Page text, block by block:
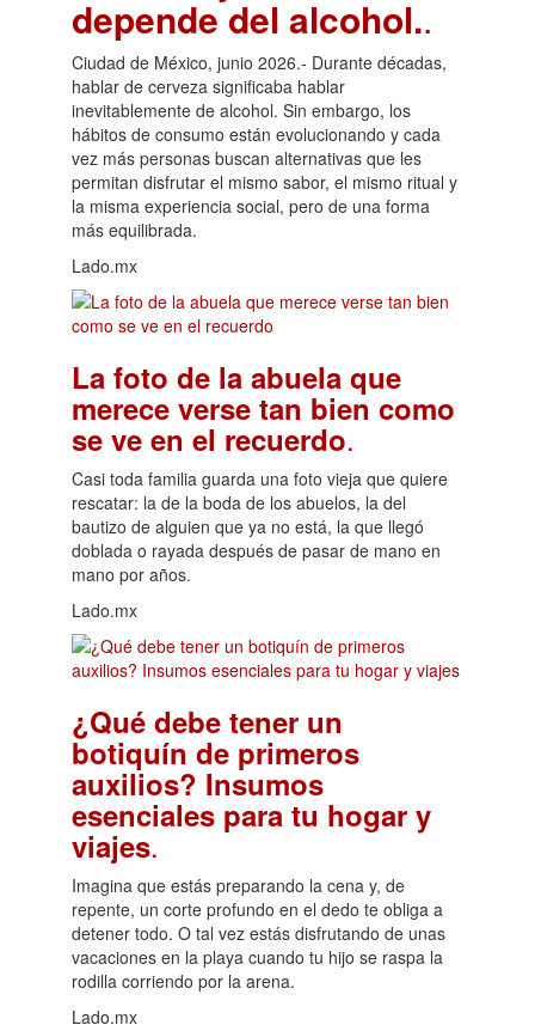
depende del alcohol..
Ciudad de México, junio 2026.- Durante décadas,
hablar de cerveza significaba hablar
inevitablemente de alcohol. Sin embargo, los
hábitos de consumo están evolucionando y cada
vez más personas buscan alternativas que les
permitan disfrutar el mismo sabor, el mismo ritual y
la misma experiencia social, pero de una forma
más equilibrada.
Lado.mx
La foto de la abuela que
merece verse tan bien como
se ve en el recuerdo.
Casi toda familia guarda una foto vieja que quiere
rescatar: la de la boda de los abuelos, la del
bautizo de alguien que ya no está, la que llegó
doblada o rayada después de pasar de mano en
mano por años.
Lado.mx
¿Qué debe tener un
botiquín de primeros
auxilios? Insumos
esenciales para tu hogar y
viajes.
Imagina que estás preparando la cena y, de
repente, un corte profundo en el dedo te obliga a
detener todo. O tal vez estás disfrutando de unas
vacaciones en la playa cuando tu hijo se raspa la
rodilla corriendo por la arena.
Lado.mx